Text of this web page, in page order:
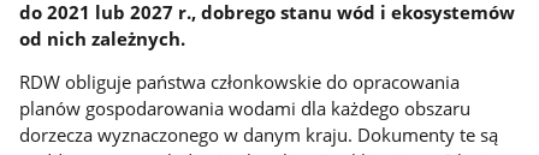
do 2021 lub 2027 r., dobrego stanu wód i ekosystemów
od nich zależnych.
RDW obliguje państwa członkowskie do opracowania
planów gospodarowania wodami dla każdego obszaru
dorzecza wyznaczonego w danym kraju. Dokumenty te są